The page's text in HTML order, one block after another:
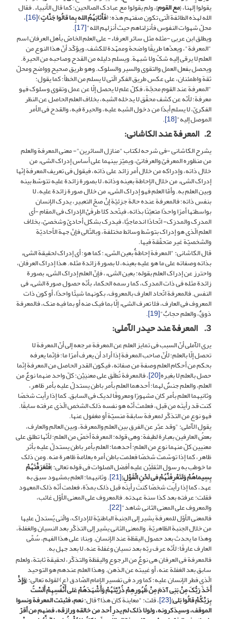
یقولوا إلهنا، {مع القوم}، ولم یقولوا مع عبادک الصالحین؛ کما قال الأنبیاء. فقال
الله لهذه الطائفة الّتی تکون صفتهم هذه: ﴿فَأَثابَهُمُ الله بِما قالُوا جَنَّاتٍ﴾[16] ،
محلّ شهوات النفوس فأنزلناهم حیث أنزلهم الله"[17]
.
ویطلق ابن عربی -مثله مثل سائر العرفاء- على العلم الخاصّ بأهل العرفان اسم
"المعرفة"، ویعدّها طریقًا واضحة وممهّدة للکشف، ویؤکّد أنّ هذا النوع من
العلم لا یرقى إلیه شکّ ولا شبهة. ویسلم دلیله من القدح وصاحبه من الحیرة.
ویحصل بفعل العمل والتقوى والسیر والسلوک. وهو طریق صحیح وواضح ومحلّ
ثقة واطمئنان، على عکس طریق الفکر الّتی لا یسلم من الخطأ؛ کما یقول:
"المعرفة عند القوم محجّة، فکلّ علم لا یحصل إلّا عن عمل وتقوى وسلوک فهو
معرفة؛ لأنّه عن کشف محقّق لا یدخله الشبه، بخلاف العلم الحاصل عن النظر
الفکریّ، لا یسلم أبدًا من دخول الشبه علیه، والحیرة فیه، والقدح فی الأمر
الموصل إلیه"[18]
.
2. المعرفة عند الکاشانی:
یشرح الکاشانی -فی شرحه لکتاب "منازل السائرین"- معنى المعرفة والعلم
من منظوره المعرفیّ والعرفانیّ، ویمیّز بینهما على أساس إدراک الشیء من
خلال ذاته، وإدراکه من خلال أمر زائد على ذاته، فیقول فی تعریف المعرفة إنّها
إدراک الشیء من خلال الإحاطة بعینه وذاته، لا بصورة زائدة علیه تتوسّط بینه
وبین العلم به. وأمّا العلم فهو إدراک الشیء من خلال صورة زائدة علیه، لا
بنفس ذاته؛ فالمعرفة عنده حالة جزئیّة إنْ صحّ التعبیر، یدرک الإنسان
بواسطتها أمرًا واحدًا متعیّنًا بذاته، فیتّحد کلا طرفَیْ الإدراک فی المقام -أی
المدرِک والمدرَک- اتّحادًا اندماجیًّا، فیدرک بشکل أحادیّ وشخصیّ، بخلاف
العلم الّذی هو إدراک بتوسّط وسائط مختلفة، وبالتّالی فإنّ جهة الأحادیّة
والشخصیّة غیر متحقّقة فیها.
قال الکاشانی: "المعرفة إحاطةٌ بعین الشیء؛ کما هو؛ أی إدراک لحقیقة الشیء
بذاته وصفاته على ما هو علیه بعینه، لا بصورة زائدة مثله. هذا إدراک العرفان،
واحترز عن إدراک العلم بقوله: بعین الشیء، فإنّ العلم إدراک الشیء بصورة
زائدة مثله فی ذات المدرِک، کما رسمه الحکماء بأنّه حصول صورة الشیء فی
النفس. فالمعرفة اتّحاد العارف بالمعروف، بکونهما شیئًا واحدًا، أو کون ذات
المعروف فی العارف، فلا تعرف الشیء إلّا بما فیک منه أو بما فیه منک، فالمعرفة
ذوقٌ، والعلم حجابٌ"[19]
.
3. المعرفة عند حیدر الآملی:
یرى الآملی أنّ السبب فی تمایز العلم عن المعرفة مرجعه إلى أنّ المعرفة لا
تحصل إلّا بالعلم؛ لأنّ صاحب المعرفة إذا أراد أن یعرف أمرًا ما؛ فإنّما یعرفه
بحکم من أحکام العلم وصفة من صفاته، فیکون القدر الحاصل من المعرفة إنّما
حصل بالعلم لا بغیره[20] ، فالمعرفة تُطلَق على معنیَیْن؛ کلّ واحد منهما نوعٌ من
العلم، والعلم جنسٌ لهما؛ أحدهما العلم بأمر باطن یستدلّ علیه بأمر ظاهر،
وثانیهما العلم بأمر کان مشهورًا ومعروفًا لدیک فی السابق. کما إذا رأیت شخصًا
کنت قد رأیتَه من قبل، فعلمتَ أنّه هو نفسه ذلک الشخص الّذی عرفته سابقًا.
فهو نوع من التذکّر لمعرفة سابقة منسیّة أو مغفول عنها.
یقول الآملی: "وقد عبَّر عن الفرق بین العلم والمعرفة، وبین العالم والعارف،
بعضُ العارفین بعبارة لطیفة؛ وهی قوله: المعرفة أخصّ من العلم؛ لأنّها تطلق على
معنیین کلّ منهما نوع من العلم: أحدهما: العلم بأمر باطن یستدلّ علیه بأثر
ظاهر، کما إذا توسّمتَ شخصًا فعلمت باطن أمره بعلامة ظاهرة منه. ومن ذلک
ما خوطب به رسول الثقلَیْن علیه أفضل الصلوات فی قوله تعالى: {فَلَعَرَفْتَهُمْ
بِسِیماهُمْ وَلَتَعْرِفَنَّهُمْ فی لَحْنِ الْقَوْلِ}
[21] . وثانیهما: العلم بمشهود سبق به
عهد، کما إذا رأیت شخصًا کنتَ رأیتَه قبل ذلک بمدّة، فعلمت أنّه ذلک المعهود
فقلت: عرفته بعد کذا سنة عهدته. فالمعروف على المعنى الأوّل غائب،
والمعروف على المعنى الثانی شاهد"[22]
.
فالمعنى الأوّل للمعرفة یشیر إلى الجنبة الباطنیّة للإدراک، والّتی یُستدلّ علیها
من خلال الجنبة الظاهریّة. والمعنى الثانی یشیر إلى التذکّر بعد النسیان والغفلة،
وهذا ما یحدث بعد حصول الیقظة عند الإنسان. وبناءً على هذا الفهم، سُمِّی
العارف عارفًا؛ لأنّه عرف ربّه بعد نسیان وغفلة عنه، لا بعد جهل به.
فالمعرفة فی العرفان هی نوعٌ من الرجوع والیقظة والتذکّر، لحقیقة ثابتة، ولعلم
سابق بعد الغفلة عنه، أو غیبته عن الذهن. وهذا العلم عندهم هو التوحید
الّذی فطر الإنسان علیه؛ کما ورد فی تفسیر الإمام الصّادق (ع) لقوله تعالى: {وَإِذْ
أَخَذَ رَبُّکَ مِنْ بَنِی آدَمَ مِنْ ظُهُورِهِمْ ذُرِّیَّتَهُمْ وَأَشْهَدَهُمْ عَلى‏ أَنْفُسِهِمْ أَلَسْتُ
بِرَبِّکُمْ قالُوا بَلى}
[23] ، قلت: "معاینة کان هذا؟ قال:نعم، فثبتت المعرفة ونسوا
الموقف، وسیذکرونه، ولولا ذلک‏ لم‏ یدرِ أحد من خالقه ورازقه، فمنهم من أقرّ